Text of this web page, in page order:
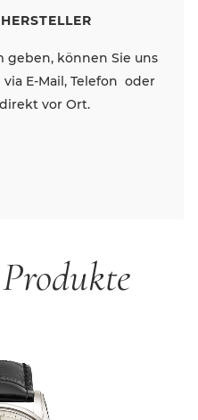
geben, können Sie uns
E-Mail, Telefon oder
vor Ort.